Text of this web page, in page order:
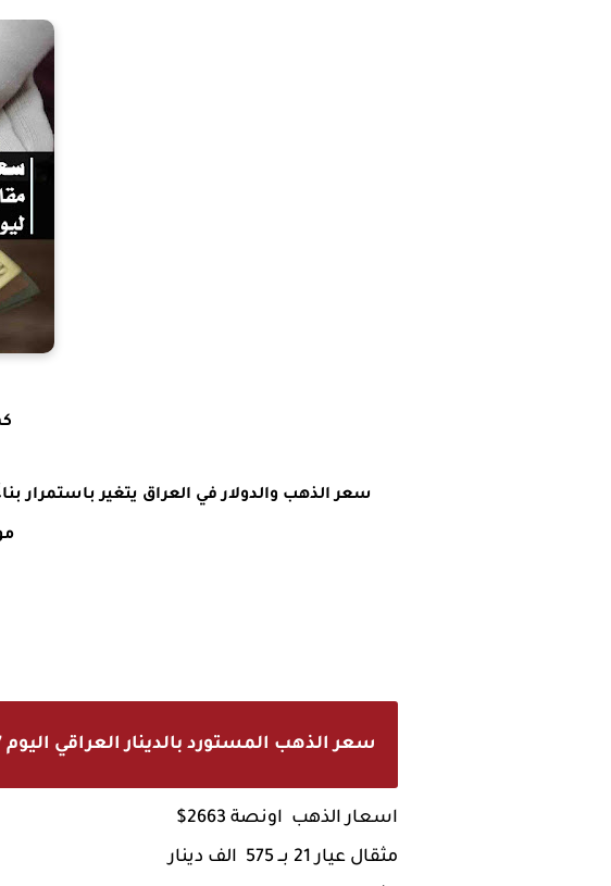
سعر الذهب والدولار في العراق يتغير باستمرار
سعر الذهب المستورد بالدينار العراقي اليوم 7 - 11 - 2024 المصادف يوم الخميس
اسعار الذهب اونصة 2663$
مثقال عيار 21 بــ 575 الف دينار